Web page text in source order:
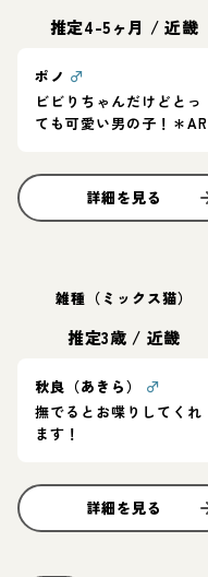
推定4-5ヶ月 / 近畿
ポノ ♂
ビビりちゃんだけどとっ
ても可愛い男の子！＊AR
詳細を見る
雑種（ミックス猫）
推定3歳 / 近畿
秋良（あきら）
♂
撫でるとお喋りしてくれ
ます！
詳細を見る